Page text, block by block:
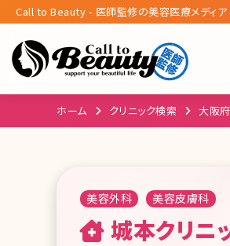
Call to Beauty - 医師監修の美容医療メディア
ホーム クリニック検索 大阪府
美容外科 美容皮膚科
城本クリニ